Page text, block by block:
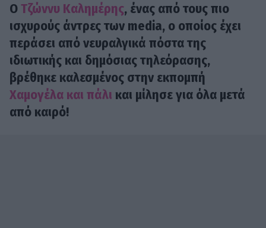
ΟΤζώννυ Καλημέρης, ένας από τους πιο
ισχυρούς άντρες των media, ο οποίος έχει
περάσει από νευραλγικά πόστα της
ιδιωτικής και δημόσιας τηλεόρασης,
βρέθηκε καλεσμένος στην εκπομπή
Χαμογέλα και πάλι και μίλησε για όλα μετά
από καιρό!